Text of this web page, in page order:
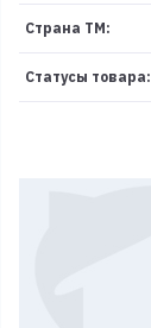
Страна ТМ:
Статусы товара: